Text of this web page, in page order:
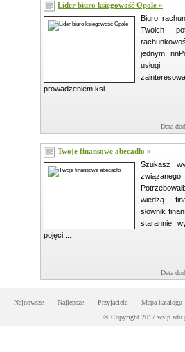
Lider biuro ksiegowość Opole »
Biuro
Twoich
jednym.
usługi
prowadzeniem ksi ...
Data
Twoje finansowe abecadło »
Szukasz
wiedzą
słownik
starannie
pojęci ...
Data
Najnowsze Najlepsze Przyjaciele
Mapa katalogu
© Copyright 2017